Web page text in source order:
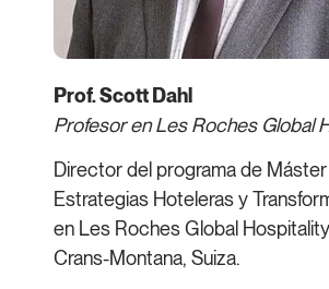
Prof. Scott Dahl
Profesor en Les Roches Global
Director del programa de
Estrategias Hoteleras y
en Les Roches Global
Crans-Montana, Suiza.